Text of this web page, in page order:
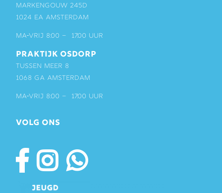
Markengouw 245D
1024 EA Amsterdam
ma-vrij 8:00 – 17:00 uur
PRAKTIJK OSDORP
Tussen Meer 8
1068 GA Amsterdam
ma-vrij 8:00 – 17:00 uur
VOLG ONS